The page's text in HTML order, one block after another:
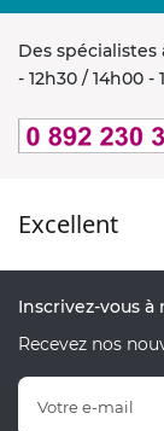
Des
- 12h30 / 14h00 -
Excellent
Inscrivez-vous
Recevez nos